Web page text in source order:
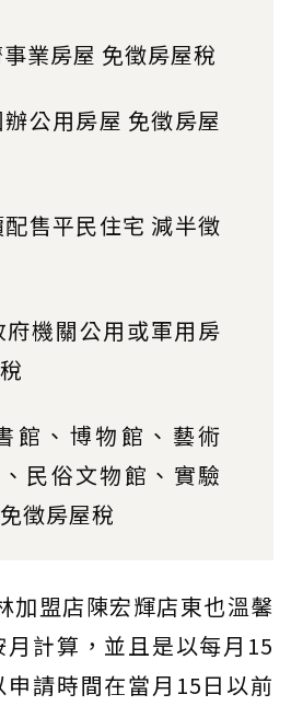
業房屋 免徵房屋稅
公用房屋 免徵房屋
售平民住宅 減半徵
府機關公用或軍用房
館、博物館、藝術
民俗文物館、實驗
徵房屋稅
加盟店陳宏輝店東也溫馨
計算，並且是以每月15
請時間在當月15日以前